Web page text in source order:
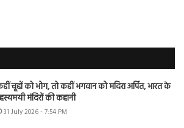
चूहों को भोग, तो कहीं भगवान को मदिरा अर्पित, भारत के
मंदिरों की कहानी
31 July 2026 - 7:54 PM